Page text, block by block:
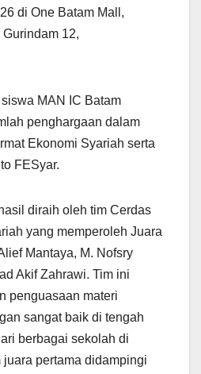
di One Batam Mall,
12,
MAN IC Batam
penghargaan dalam
Ekonomi Syariah serta
FESyar.
diraih oleh tim Cerdas
yang memperoleh Juara
Mantaya, M. Nofsry
Akif Zahrawi. Tim ini
penguasaan materi
sangat baik di tengah
berbagai sekolah di
pertama didampingi